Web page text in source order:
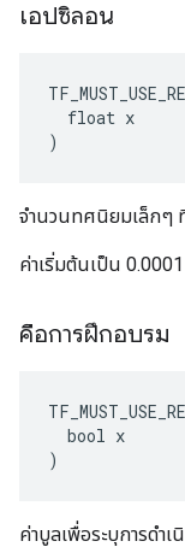
เอปซิลอน
  float x
)
จำนวนทศนิยมเล็กๆ
ค่าเริ่มต้นเป็น 0.0001
คือการฝึกอบรม
  bool x
)
ค่าบูลเพื่อระบุการดำ